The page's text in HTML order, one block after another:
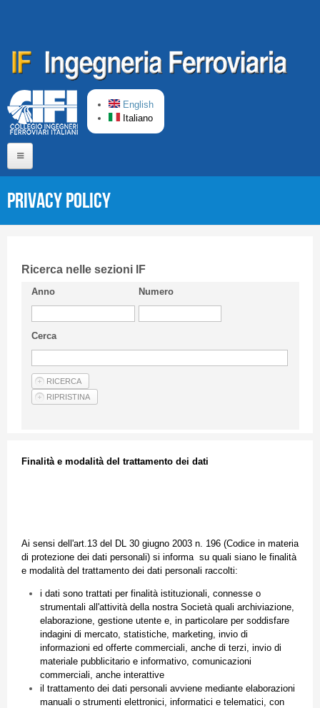
English
Italiano
CIFI in breve
Linee Guida
Privacy Policy
Articoli
Privacy Policy
Ricerca nelle sezioni IF
Anno Numero
Cerca
Finalitàe modalitàdel trattamento dei dati
Ai sensi dell'art.13 del DL 30 giugno2003 n. 196 (Codicein materia
di protezione dei dati personali) si informa su quali sianole finalità
e modalitàdel trattamento dei dati personali raccolti:
i dati sono trattati per finalità istituzionali connesseo
strumentali all'attività della nostra Società quali archiviazione,
elaborazione, gestione utentee, in particolareper soddisfare
indagini di mercato, statistiche, marketing, invio di
informazioni ed offerte commerciali anche di terzi invio di
materiale pubblicitarioe informativo, comunicazioni
commerciali anche interattive
il trattamento dei dati personali avviene mediante elaborazioni
manuali o strumenti elettronici informatici e telematici , con